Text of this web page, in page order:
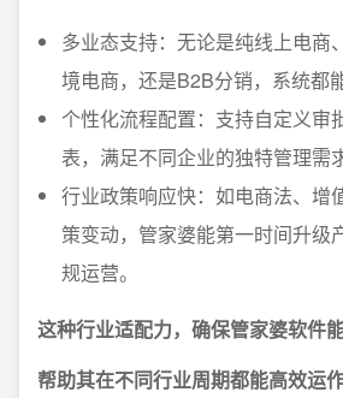
多业态支持：无论是纯线上电商
境电商，还是B2B分销，系统都
个性化流程配置：支持自定义审
表，满足不同企业的独特管理需
行业政策响应快：如电商法、增
策变动，管家婆能第一时间升级
规运营。
这种行业适配力，确保管家婆软件
帮助其在不同行业周期都能高效运作